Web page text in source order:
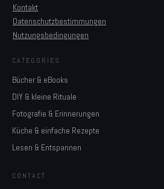
Kontakt
Datenschutzbestimmungen
Nutzungsbedingungen
CATEGORIES
Bücher & eBooks
DIY & kleine Rituale
Fotografie & Erinnerungen
Küche & einfache Rezepte
Lesen & Entspannen
CONTACT